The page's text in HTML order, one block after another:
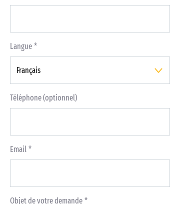
Langue
Téléphone (optionnel)
Email
Objet de votre demande